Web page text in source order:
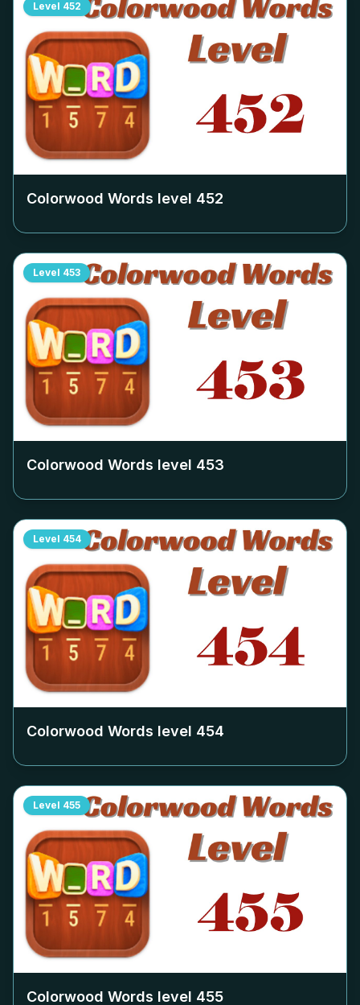
Level 452
Colorwood Words level 452
Level 453
Colorwood Words level 453
Level 454
Colorwood Words level 454
Level 455
Colorwood Words level 455